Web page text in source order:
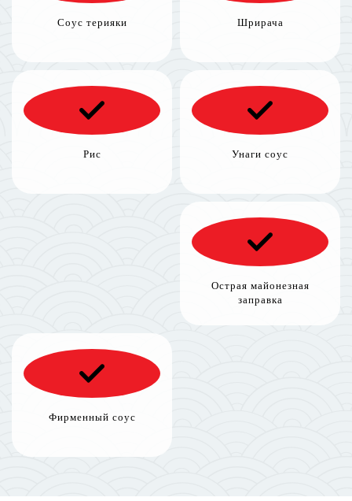
Соус терияки Шрирача
Рис Унаги соус
Острая майонезная
заправка
Фирменный соус